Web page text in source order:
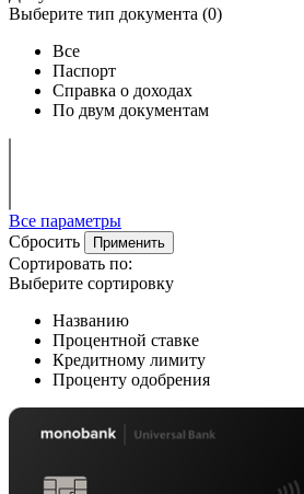
Выберите тип документа (0)
Все
Паспорт
Справка о доходах
По двум документам
Все параметры
Сбросить
Применить
Сортировать по:
Выберите сортировку
Названию
Процентной ставке
Кредитному лимиту
Проценту одобрения